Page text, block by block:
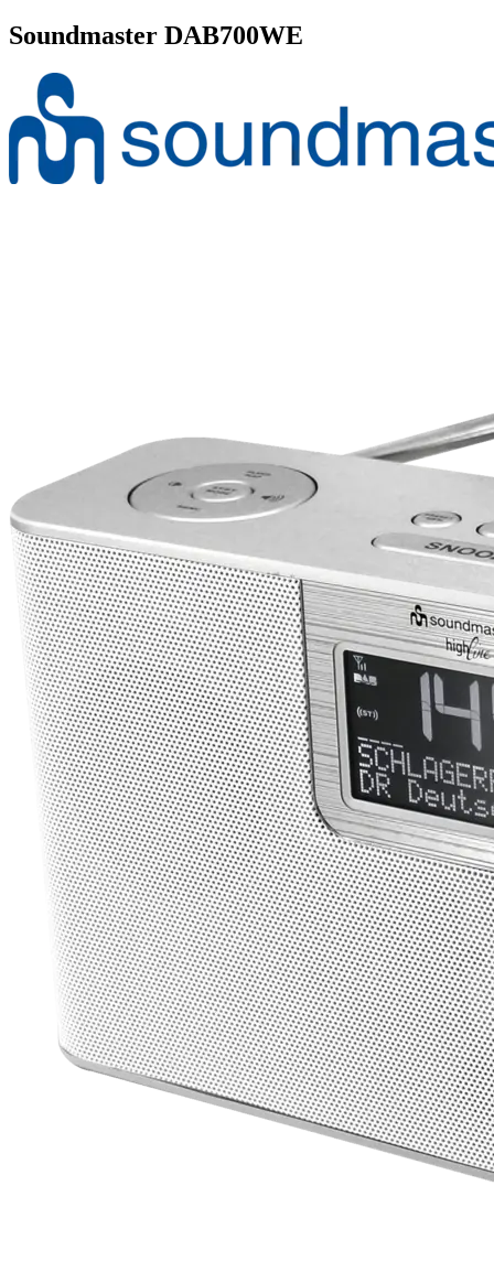
Soundmaster DAB700WE